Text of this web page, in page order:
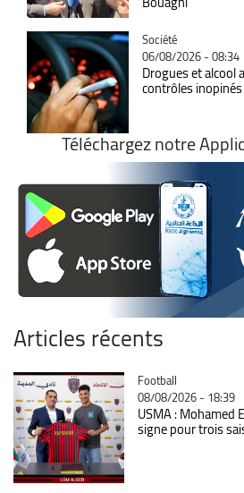
Catégorie
Société
06/08/2026 - 08:34
Drogues et alcool
contrôles
Téléchargez notre
Articles récents
Catégorie
Football
08/08/2026 - 18:39
USMA : Mohamed
signe pour trois